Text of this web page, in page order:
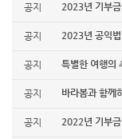
공지 2023년 기부
공지 2023년 공익법
공지 특별한 여행의
공지 바라봄과 함께
공지 2022년 기부